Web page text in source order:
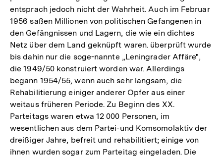
entsprach jedoch nicht der Wahrheit. Auch im Februar
1956 saßen Millionen von politischen Gefangenen in
den Gefängnissen und Lagern, die wie ein dichtes
Netz über dem Land geknüpft waren. überprüft wurde
bis dahin nur die soge-nannte „Leningrader Affäre",
die 1949/50 konstruiert worden war. Allerdings
begann 1954/55, wenn auch sehr langsam, die
Rehabilitierung einiger anderer Opfer aus einer
weitaus früheren Periode. Zu Beginn des XX.
Parteitags waren etwa 12 000 Personen, im
wesentlichen aus dem Partei-und Komsomolaktiv der
dreißiger Jahre, befreit und rehabilitiert; einige von
ihnen wurden sogar zum Parteitag eingeladen. Die